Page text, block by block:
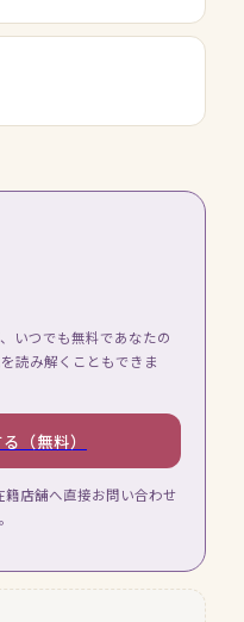
いつでも無料であなたの
読み解くこともできま
（無料）
店舗へ直接お問い合わせ